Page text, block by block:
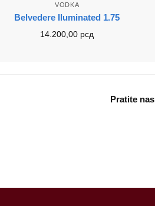
VODKA
Belvedere Iluminated 1.75
14.200,00 рсд
Pratite nas